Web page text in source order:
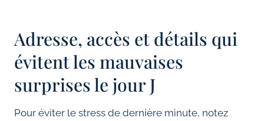
Adresse, accès et détails qui
évitent les mauvaises
surprises le jour J
Pour éviter le stress de dernière minute, notez